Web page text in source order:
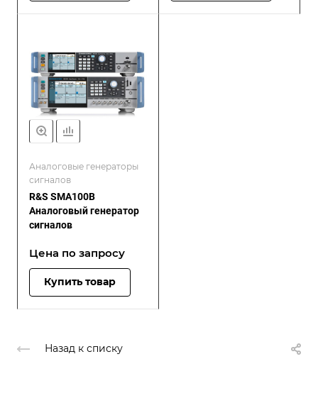
Аналоговые генераторы
сигналов
R&S SMA100B
Аналоговый генератор
сигналов
Цена по запросу
Купить товар
Назад к списку